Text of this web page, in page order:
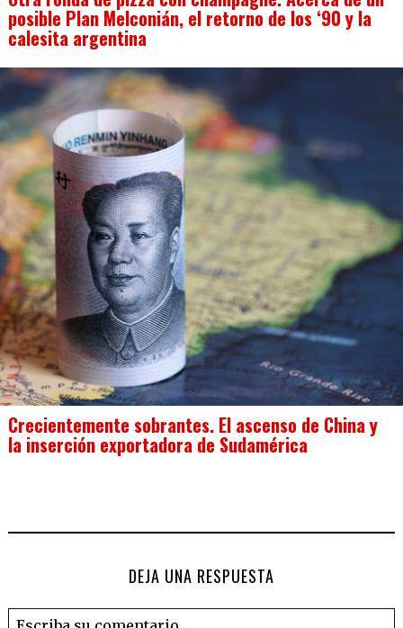
posible Plan Melconián, el retorno de los ‘90 y la
calesita argentina
Crecientemente sobrantes. El ascenso de China y
la inserción exportadora de Sudamérica
DEJA UNA RESPUESTA